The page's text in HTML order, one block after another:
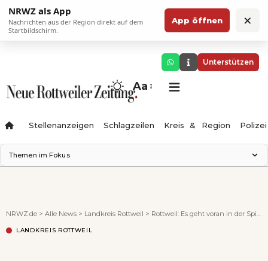
NRWZ als App
Nachrichten aus der Region direkt auf dem
Startbildschirm.
App öffnen ×
Unterstützen
Aa
Stellenanzeigen Schlagzeilen Kreis & Region Polizei
Themen im Fokus
Ferienzauber '26
Testturm
NRWZ.de > Alle News > Landkreis Rottweil > Rottweil: Es geht voran in der Spitalhöhe
LANDKREIS ROTTWEIL